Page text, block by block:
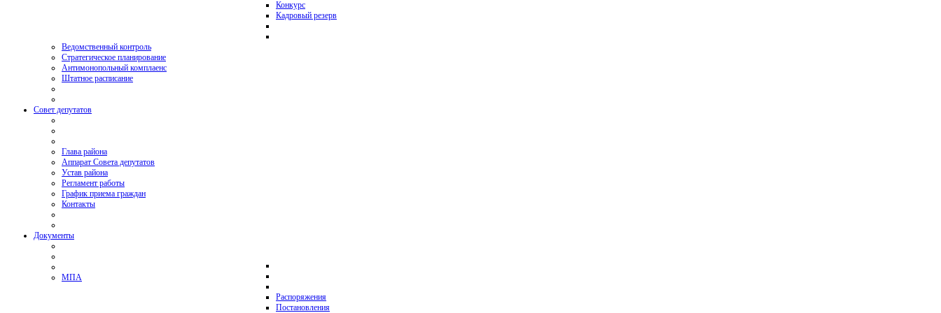
Конкурс
Кадровый резерв
Ведомственный контроль
Стратегическое планирование
Антимонопольный комплаенс
Штатное расписание
Совет депутатов
Глава района
Аппарат Совета депутатов
Устав района
Регламент работы
График приема граждан
Контакты
Документы
МПА
Распоряжения
Постановления